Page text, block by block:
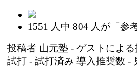
1551 人中 804 人が「参
投稿者 山元塾 - ゲストによ
試打 - 試打済み 導入推奨数 -